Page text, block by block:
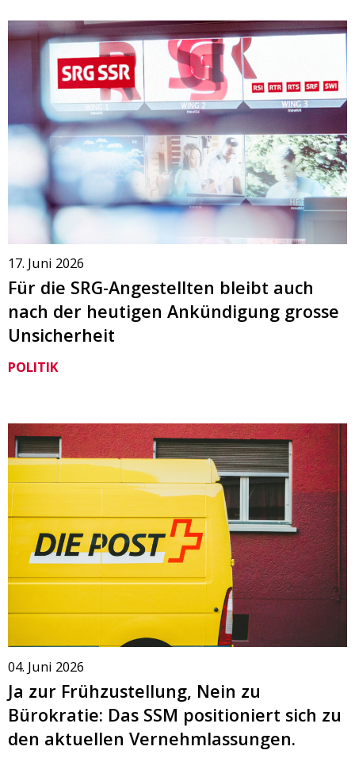
17. Juni 2026
Für die SRG-Angestellten bleibt auch
nach der heutigen Ankündigung grosse
Unsicherheit
POLITIK
04. Juni 2026
Ja zur Frühzustellung, Nein zu
Bürokratie: Das SSM positioniert sich zu
den aktuellen Vernehmlassungen.